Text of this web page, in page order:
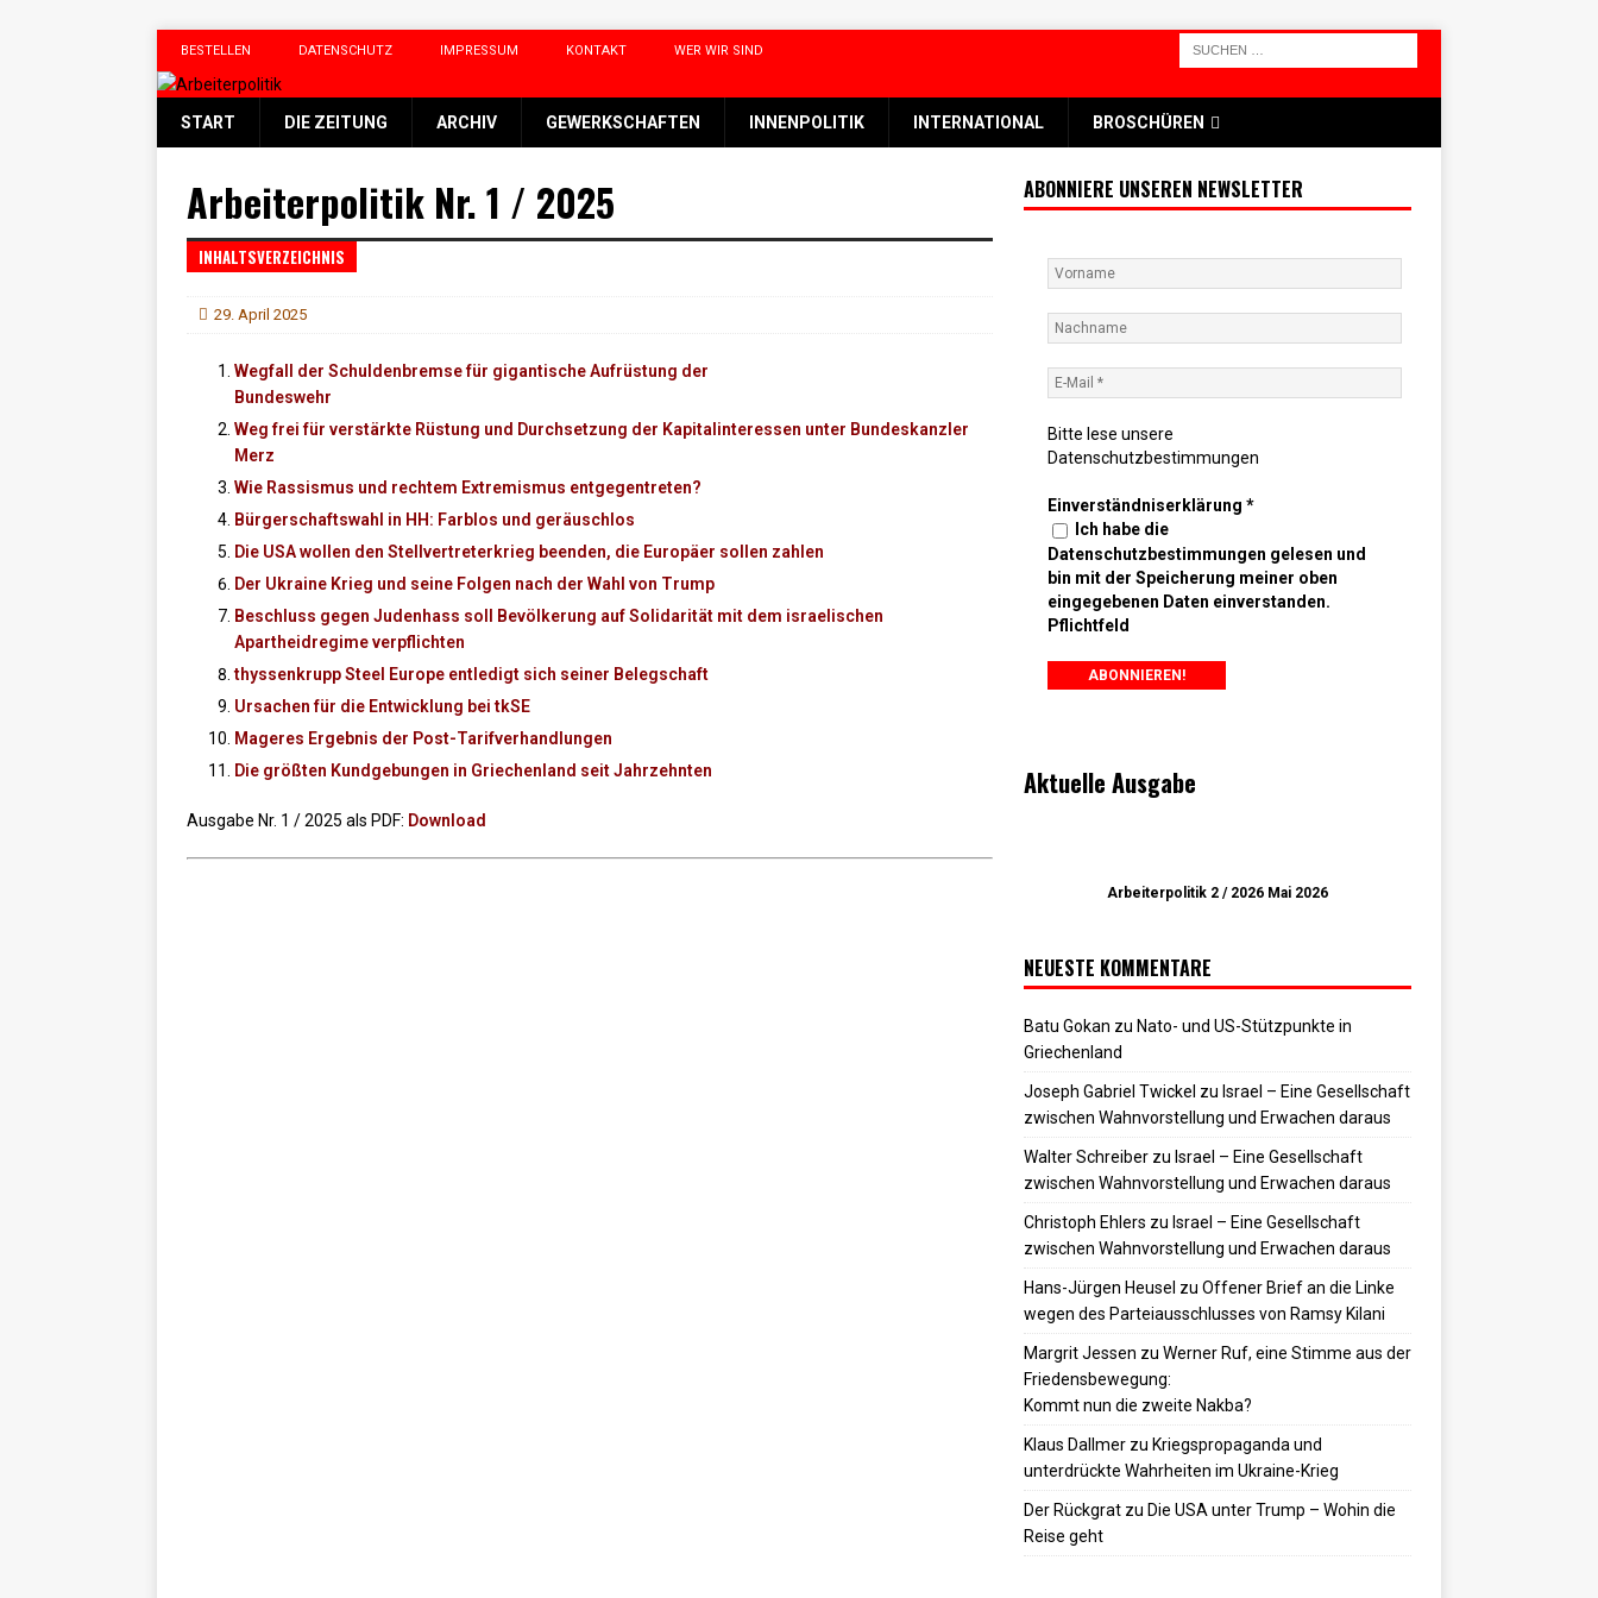
BESTELLEN DATENSCHUTZ IMPRESSUM KONTAKT WER WIR SIND
START DIE ZEITUNG ARCHIV GEWERKSCHAFTEN INNENPOLITIK INTERNATIONAL BROSCHÜREN
Arbeiterpolitik Nr. 1 / 2025
INHALTSVERZEICHNIS
29. April 2025
Wegfall der Schuldenbremse für gigantische Aufrüstung der
Bundeswehr
Weg frei für verstärkte Rüstung und Durchsetzung der Kapitalinteressen unter Bundeskanzler
Merz
Wie Rassismus und rechtem Extremismus entgegentreten?
Bürgerschaftswahl in HH: Farblos und geräuschlos
Die USA wollen den Stellvertreterkrieg beenden, die Europäer sollen zahlen
Der Ukraine Krieg und seine Folgen nach der Wahl von Trump
Beschluss gegen Judenhass soll Bevölkerung auf Solidarität mit dem israelischen
Apartheidregime verpflichten
thyssenkrupp Steel Europe entledigt sich seiner Belegschaft
Ursachen für die Entwicklung bei tkSE
Mageres Ergebnis der Post-Tarifverhandlungen
Die größten Kundgebungen in Griechenland seit Jahrzehnten
Ausgabe Nr. 1 / 2025 als PDF: Download
ABONNIERE UNSEREN NEWSLETTER
Bitte lese unsere
Datenschutzbestimmungen
Einverständniserklärung *
Ich habe die
Datenschutzbestimmungen gelesen und
bin mit der Speicherung meiner oben
eingegebenen Daten einverstanden.
Pflichtfeld
Aktuelle Ausgabe
Arbeiterpolitik 2 / 2026 Mai 2026
NEUESTE KOMMENTARE
Batu Gokan zu Nato- und US-Stützpunkte in
Griechenland
Joseph Gabriel Twickel zu Israel – Eine Gesellschaft
zwischen Wahnvorstellung und Erwachen daraus
Walter Schreiberzu Israel – Eine Gesellschaft
zwischen Wahnvorstellung und Erwachen daraus
Christoph Ehlers zu Israel – Eine Gesellschaft
zwischen Wahnvorstellung und Erwachen daraus
Hans-Jürgen Heusel zu Offener Brief an die Linke
wegen des Parteiausschlusses von Ramsy Kilani
Margrit Jessen zu Werner Ruf, eine Stimme aus der
Friedensbewegung:
Kommt nun die zweite Nakba?
Klaus Dallmerzu Kriegspropaganda und
unterdrückte Wahrheiten im Ukraine-Krieg
Der Rückgratzu Die USA unter Trump – Wohin die
Reise geht